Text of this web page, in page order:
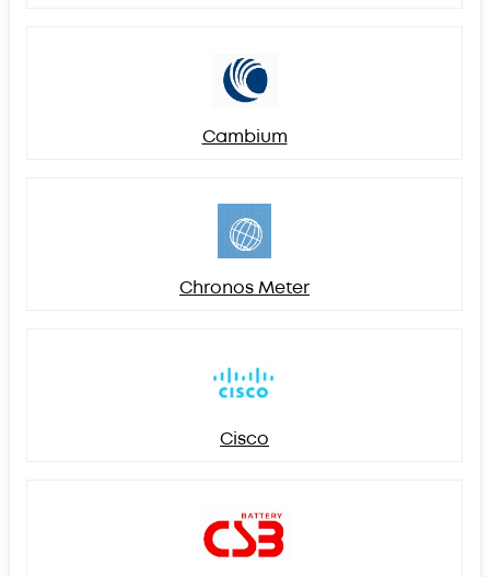
Cambium
Chronos Meter
Cisco